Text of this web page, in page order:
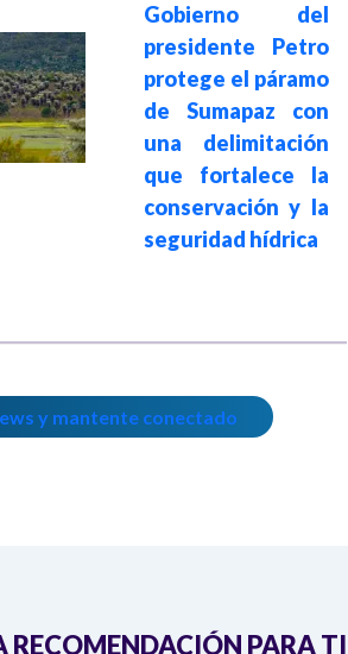
Gobierno del
presidente Petro
protege el páramo
de Sumapaz con
una delimitación
que fortalece la
conservación y la
seguridad hídrica
y mantente conectado
RECOMENDACIÓN PARA TI